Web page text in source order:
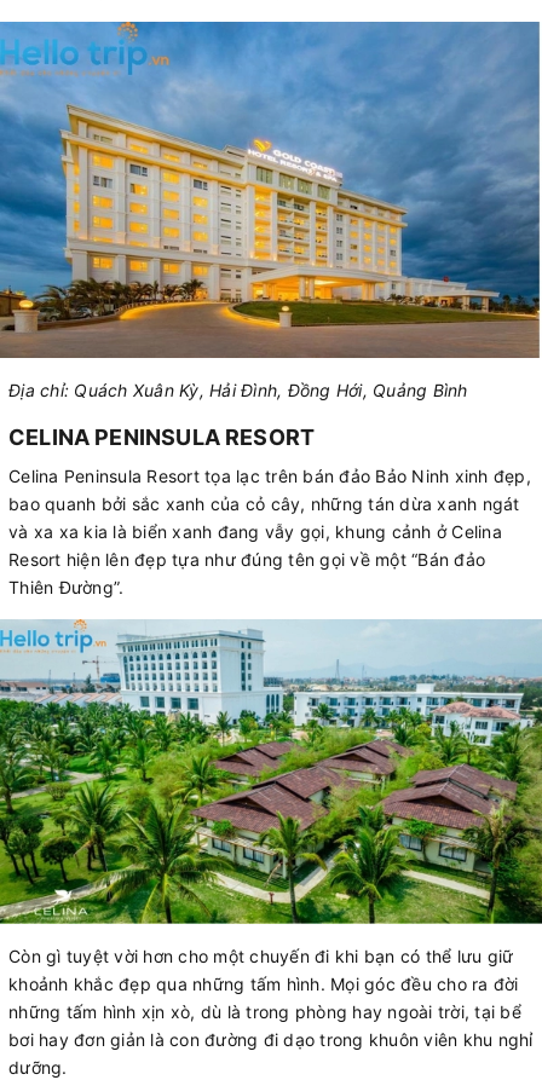
Địa chỉ: Quách Xuân Kỳ, Hải Đình, Đồng Hới, Quảng Bình
CELINA PENINSULA RESORT
Celina Peninsula Resort tọa lạc trên bán đảo Bảo Ninh xinh đẹp,
bao quanh bởi sắc xanh của cỏ cây, những tán dừa xanh ngát
và xa xa kia là biển xanh đang vẫy gọi, khung cảnh ở Celina
Resort hiện lên đẹp tựa như đúng tên gọi về một “Bán đảo
Thiên Đường”.
Còn gì tuyệt vời hơn cho một chuyến đi khi bạn có thể lưu giữ
khoảnh khắc đẹp qua những tấm hình. Mọi góc đều cho ra đời
những tấm hình xịn xò, dù là trong phòng hay ngoài trời, tại bể
bơi hay đơn giản là con đường đi dạo trong khuôn viên khu nghỉ
dưỡng.